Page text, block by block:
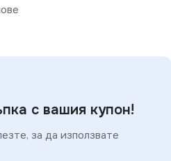
с вашия купон!
за да използвате